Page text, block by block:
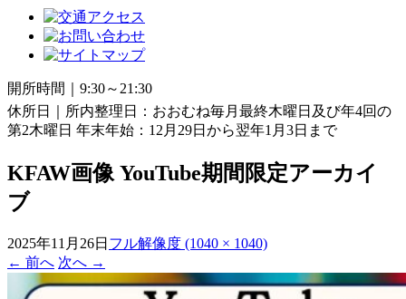
開所時間｜9:30～21:30
休所日｜所内整理日：おおむね毎月最終木曜日及び年4回の
第2木曜日 年末年始：12月29日から翌年1月3日まで
KFAW画像 YouTube期間限定アーカイ
ブ
2025年11月26日 フル解像度 (1040 × 1040)
← 前へ 次へ →